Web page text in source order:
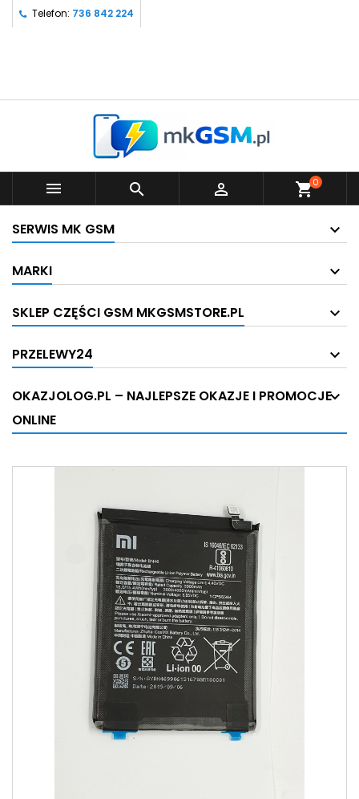
Telefon: 736 842 224
   shopping_cart0
SERWIS MK GSM
MARKI
SKLEP CZĘŚCI GSM MKGSMSTORE.PL
PRZELEWY24
OKAZJOLOG.PL – NAJLEPSZE OKAZJE I PROMOCJE
ONLINE